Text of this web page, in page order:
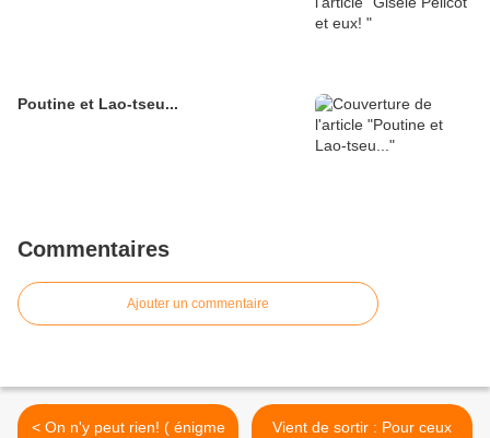
Poutine et Lao-tseu...
Commentaires
Ajouter un commentaire
< On n'y peut rien! ( énigme
Vient de sortir : Pour ceux